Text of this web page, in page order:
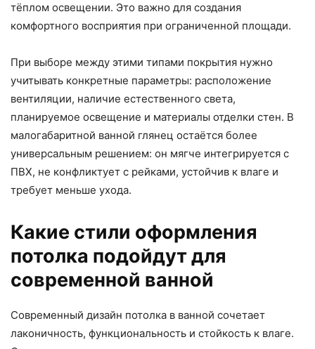
тёплом освещении. Это важно для создания
комфортного восприятия при ограниченной площади.
При выборе между этими типами покрытия нужно
учитывать конкретные параметры: расположение
вентиляции, наличие естественного света,
планируемое освещение и материалы отделки стен. В
малогабаритной ванной глянец остаётся более
универсальным решением: он мягче интегрируется с
ПВХ, не конфликтует с рейками, устойчив к влаге и
требует меньше ухода.
Какие стили оформления
потолка подойдут для
современной ванной
Современный дизайн потолка в ванной сочетает
лаконичность, функциональность и стойкость к влаге.